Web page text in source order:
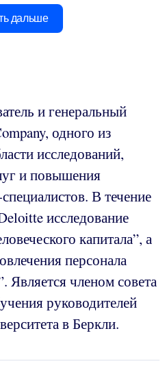
дальше
и генеральный
одного из
исследований,
и повышения
В течение
исследование
капитала”, а
персонала
Является членом совета
руководителей
в Беркли.